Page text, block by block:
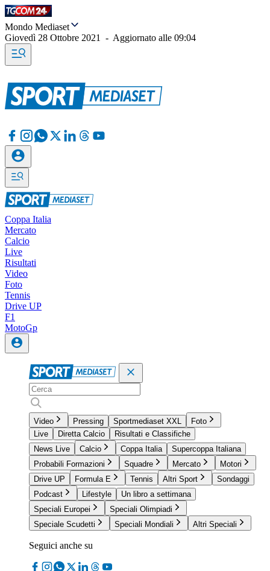
Mondo Mediaset
Giovedì 28 Ottobre 2021
- Aggiornato alle 09:04
Coppa Italia
Mercato
Calcio
Live
Risultati
Video
Foto
Tennis
Drive UP
F1
MotoGp
Video Pressing Sportmediaset XXL
Foto
Live
Diretta Calcio
Risultati e Classifiche
News Live
Calcio Coppa Italia
Supercoppa Italiana
Probabili Formazioni
Squadre Mercato
Motori
Drive UP
Formula E Tennis Altri Sport
Sondaggi
Podcast
Lifestyle
Un libro a settimana
Speciali Europei
Speciali Olimpiadi
Speciale Scudetti
Speciali Mondiali Altri Speciali
Seguici anche su